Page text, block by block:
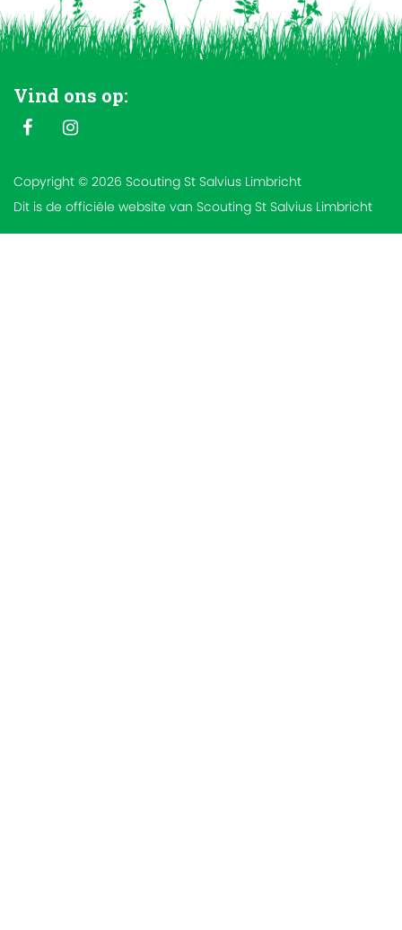
Vind ons op:
Copyright © 2026 Scouting St Salvius Limbricht
Dit is de officiële website van Scouting St Salvius Limbricht